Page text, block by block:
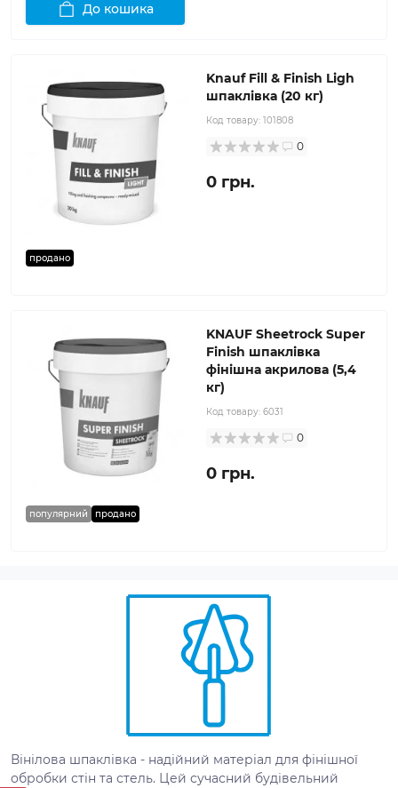
До кошика
продано
Knauf Fill & Finish Ligh
шпаклівка (20 кг)
Код товару: 101808
0
0 грн.
популярний продано
KNAUF Sheetrock Super
Finish шпаклівка
фінішна акрилова (5,4
кг)
Код товару: 6031
0
0 грн.
Вінілова шпаклівка - надійний матеріал для фінішної
обробки стін та стель. Цей сучасний будівельний